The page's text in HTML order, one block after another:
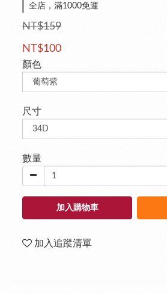
全店，滿1000免運
NT$159
NT$100
顏色
尺寸
數量
加入購物車
加入追蹤清單